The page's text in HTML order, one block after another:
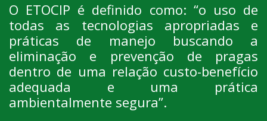
O ETOCIP é definido como: “o uso de
todas as tecnologias apropriadas e
práticas de manejo buscando a
eliminação e prevenção de pragas
dentro de uma relação custo-benefício
adequada e uma prática
ambientalmente segura”.